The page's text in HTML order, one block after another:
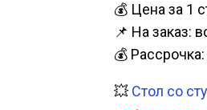
💰 Цена за 1
📌 На заказ:
💰
💥 Стол со